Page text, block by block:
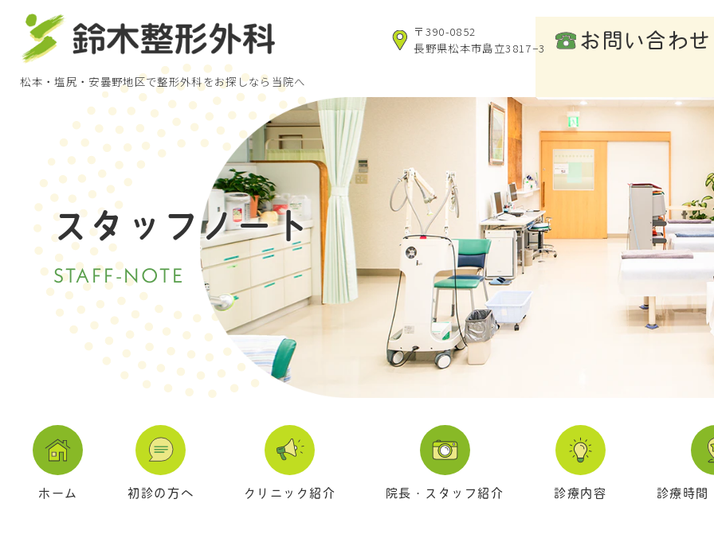
松本・塩尻・安曇野地区で整形外科をお探しなら当院へ
〒390-0852
長野県松本市島立3817−3
お問い合わせ
スタッフノート
STAFF-NOTE
ホーム 初診の方へ クリニック紹介 院長・スタッフ紹介 診療内容 診療時間